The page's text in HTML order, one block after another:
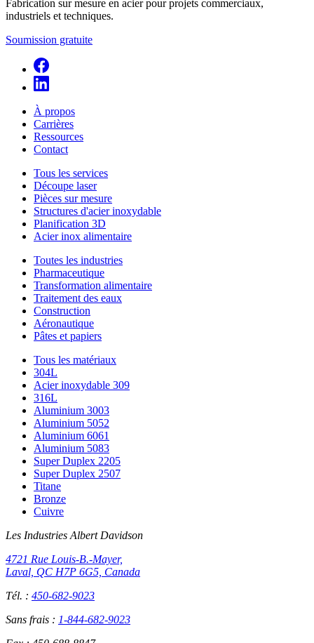
Fabrication sur mesure en acier pour projets commerciaux,
industriels et techniques.
Soumission gratuite
À propos
Carrières
Ressources
Contact
Tous les services
Découpe laser
Pièces sur mesure
Structures d'acier inoxydable
Planification 3D
Acier inox alimentaire
Toutes les industries
Pharmaceutique
Transformation alimentaire
Traitement des eaux
Construction
Aéronautique
Pâtes et papiers
Tous les matériaux
304L
Acier inoxydable 309
316L
Aluminium 3003
Aluminium 5052
Aluminium 6061
Aluminium 5083
Super Duplex 2205
Super Duplex 2507
Titane
Bronze
Cuivre
Les Industries Albert Davidson
4721 Rue Louis-B.-Mayer,
Laval, QC H7P 6G5, Canada
Tél. : 450-682-9023
Sans frais : 1-844-682-9023